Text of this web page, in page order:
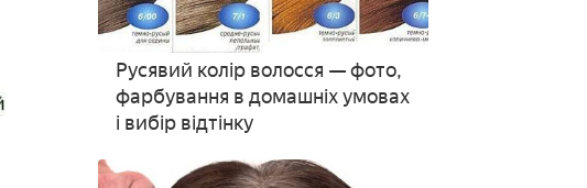
Русявий колір волосся — фото,
фарбування в домашніх умовах
і вибір відтінку